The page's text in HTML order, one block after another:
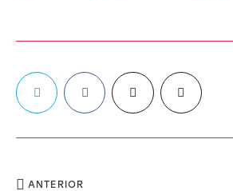
ANTERIOR